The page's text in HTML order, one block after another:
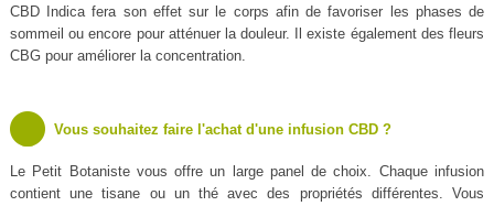
CBD Indica fera son effet sur le corps afin de favoriser les phases de
sommeil ou encore pour atténuer la douleur. Il existe également des fleurs
CBG pour améliorer la concentration.
Vous souhaitez faire l'achat d'une infusion CBD ?
Le Petit Botaniste vous offre un large panel de choix. Chaque infusion
contient une tisane ou un thé avec des propriétés différentes. Vous